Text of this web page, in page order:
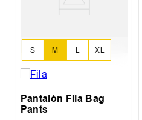
S L
M XL
Pantalón Fila Bag
Pants